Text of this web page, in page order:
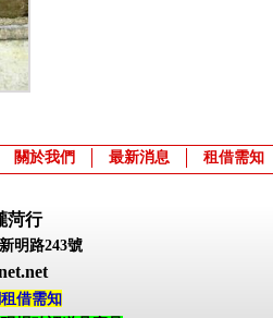
關於我們 最新消息 租借需知
菏行
明路243號
借需知